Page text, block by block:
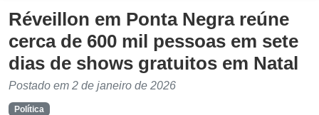
Réveillon em Ponta Negra reúne
cerca de 600 mil pessoas em sete
dias de shows gratuitos em Natal
Postado em 2 de janeiro de 2026
Política